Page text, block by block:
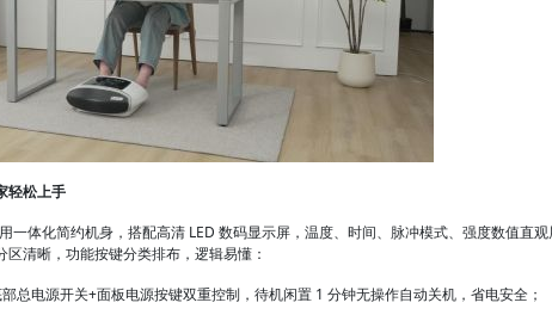
轻松上手
一体化简约机身，搭配高清 LED 数码显示屏，温度、时间、脉冲模式、强度数值直
清晰，功能按键分类排布，逻辑易懂：
总电源开关+面板电源按键双重控制，待机闲置 1 分钟无操作自动关机，省电安全；